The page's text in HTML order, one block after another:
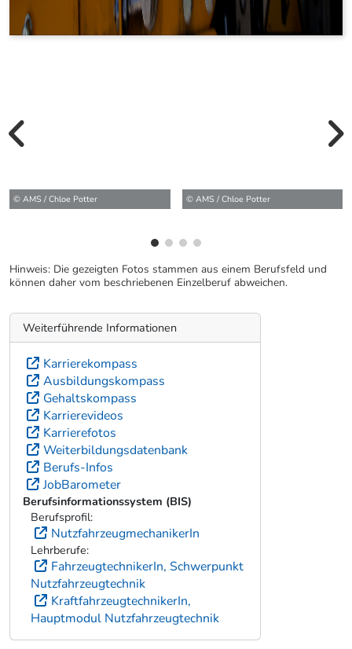
© AMS / Chloe Potter © AMS / Chloe Potter
Hinweis: Die gezeigten Fotos stammen aus einem Berufsfeld und
können daher vom beschriebenen Einzelberuf abweichen.
Weiterführende Informationen
Karrierekompass
Ausbildungskompass
Gehaltskompass
Karrierevideos
Karrierefotos
Weiterbildungsdatenbank
Berufs-Infos
JobBarometer
Berufsinformationssystem (BIS)
Berufsprofil:
NutzfahrzeugmechanikerIn
Lehrberufe:
FahrzeugtechnikerIn, Schwerpunkt
Nutzfahrzeugtechnik
KraftfahrzeugtechnikerIn,
Hauptmodul Nutzfahrzeugtechnik